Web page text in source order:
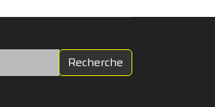
Recherche